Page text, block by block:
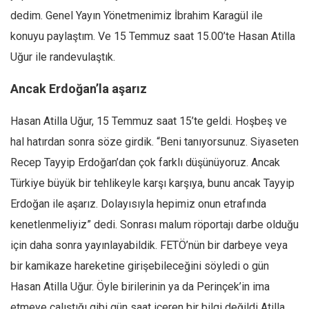
dedim. Genel Yayın Yönetmenimiz İbrahim Karagül ile
konuyu paylaştım. Ve 15 Temmuz saat 15.00’te Hasan Atilla
Uğur ile randevulaştık.
Ancak Erdoğan’la aşarız
Hasan Atilla Uğur, 15 Temmuz saat 15’te geldi. Hoşbeş ve
hal hatırdan sonra söze girdik. “Beni tanıyorsunuz. Siyaseten
Recep Tayyip Erdoğan’dan çok farklı düşünüyoruz. Ancak
Türkiye büyük bir tehlikeyle karşı karşıya, bunu ancak Tayyip
Erdoğan ile aşarız. Dolayısıyla hepimiz onun etrafında
kenetlenmeliyiz” dedi. Sonrası malum röportajı darbe olduğu
için daha sonra yayınlayabildik. FETÖ’nün bir darbeye veya
bir kamikaze hareketine girişebileceğini söyledi o gün
Hasan Atilla Uğur. Öyle birilerinin ya da Perinçek’in ima